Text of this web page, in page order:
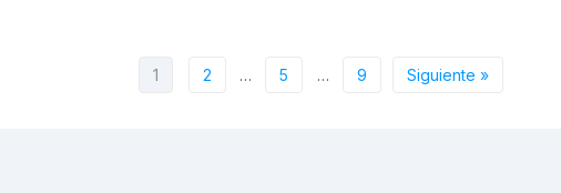
1 2 … 5 … 9 Siguiente »